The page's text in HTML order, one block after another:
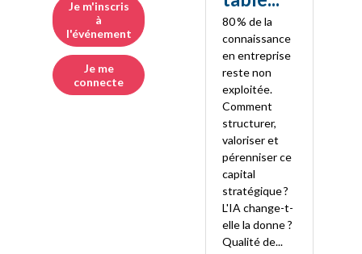
Je m'inscris
à
l'événement
Je me
connecte
80 % de la
connaissance
en entreprise
reste non
exploitée.
Comment
structurer,
valoriser et
pérenniser ce
capital
stratégique ?
L'IA change-t-
elle la donne ?
Qualité de...